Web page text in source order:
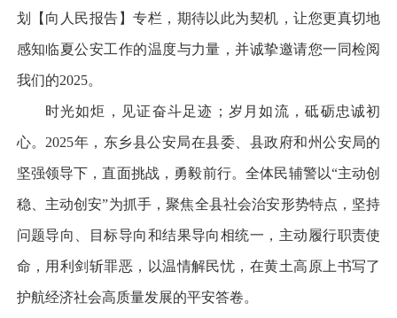
划【向人民报告】专栏，期待以此为契机，让您更真切地
感知临夏公安工作的温度与力量，并诚挚邀请您一同检阅
我们的2025。
时光如炬，见证奋斗足迹；岁月如流，砥砺忠诚初
心。2025年，东乡县公安局在县委、县政府和州公安局的
坚强领导下，直面挑战，勇毅前行。全体民辅警以“主动创
稳、主动创安”为抓手，聚焦全县社会治安形势特点，坚持
问题导向、目标导向和结果导向相统一，主动履行职责使
命，用利剑斩罪恶，以温情解民忧，在黄土高原上书写了
护航经济社会高质量发展的平安答卷。